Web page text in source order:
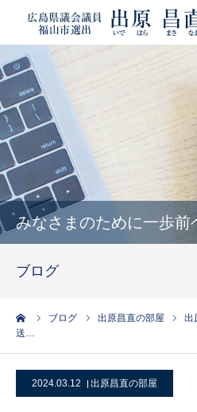
みなさまのために一歩
ブログ
ブログ 出原昌直の部屋
出
送…
2024.03.12 出原昌直の部屋
HOME
プロフィール
政策
活動報告